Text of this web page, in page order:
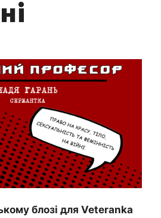
блозі для Veteranka